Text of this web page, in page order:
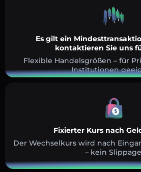
Es gilt ein
kontaktieren Sie uns
Flexible Handelsgrößen – für
Institutionen
Fixierter Kurs nach
Der Wechselkurs wird nach
– kein